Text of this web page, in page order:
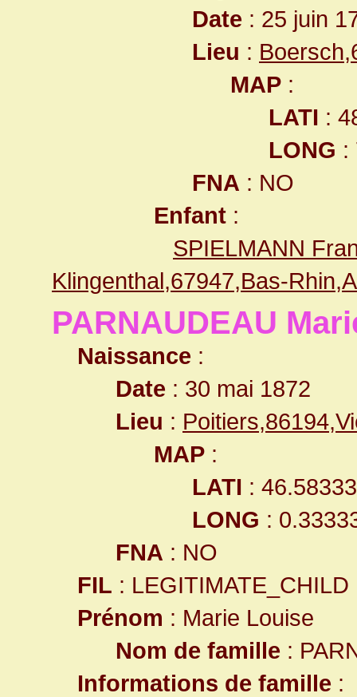
Date : 25 juin
Lieu :
MAP :
LATI :
LONG :
FNA : NO
Enfant :
SPIELMANN
Klingenthal,67947,Bas-
PARNAUDEAU
Naissance :
Date : 30 mai 1872
Lieu :
MAP :
LATI :
LONG :
FNA : NO
FIL : LEGITIMATE_CHILD
Prénom : Marie Louise
Nom de famille :
Informations de famille :